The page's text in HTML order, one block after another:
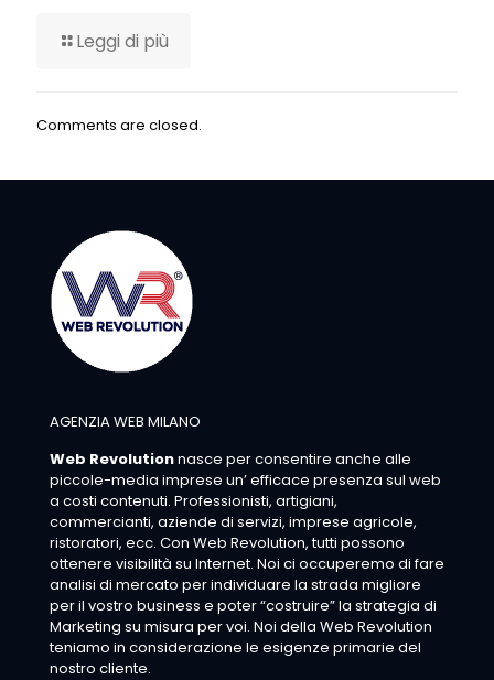
Leggi di più
Comments are closed.
AGENZIA WEB MILANO
Web Revolutionnasce per consentire anche alle
piccole-media imprese un’ efficace presenza sul web
a costi contenuti. Professionisti, artigiani,
commercianti, aziende di servizi, imprese agricole,
ristoratori, ecc. Con Web Revolution, tutti possono
ottenere visibilità su Internet. Noi ci occuperemo di fare
analisi di mercato per individuare la strada migliore
per il vostro business e poter “costruire” la strategia di
Marketing su misura per voi. Noi della Web Revolution
teniamo in considerazione le esigenze primarie del
nostro cliente.